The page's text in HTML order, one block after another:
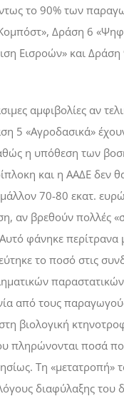
το 90% των
∆ράση 6
Εισροών» και ∆ράση
αµφιβολίες αν
5 «Αγροδασικά»
η υπόθεση των
και η ΑΑ∆Ε δεν
70-80 εκατ.
αν βρεθούν πολλές
φάνηκε περίτρανα
το ποσό στις
από τους
βιολογική
πληρώνονται ποσά
Τη «µετατροπή»
διαφύλαξης του